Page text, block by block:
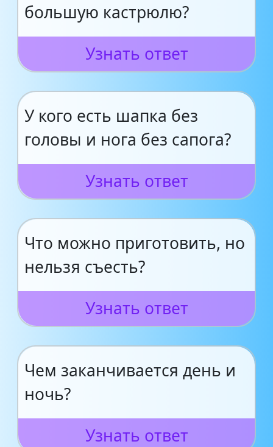
большую кастрюлю?
Узнать ответ
У кого есть шапка без
головы и нога без сапога?
Узнать ответ
Что можно приготовить, но
нельзя съесть?
Узнать ответ
Чем заканчивается день и
ночь?
Узнать ответ